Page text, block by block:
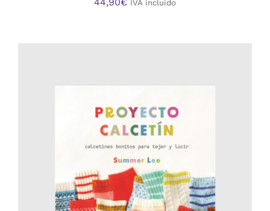
IVA incluido
AÑADIR AL CARRITO
/
DETALLES